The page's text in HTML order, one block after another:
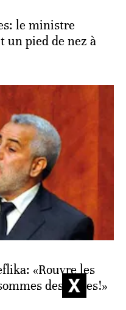
le ministre
un pied de nez à
«Rouvre les
des frères!»